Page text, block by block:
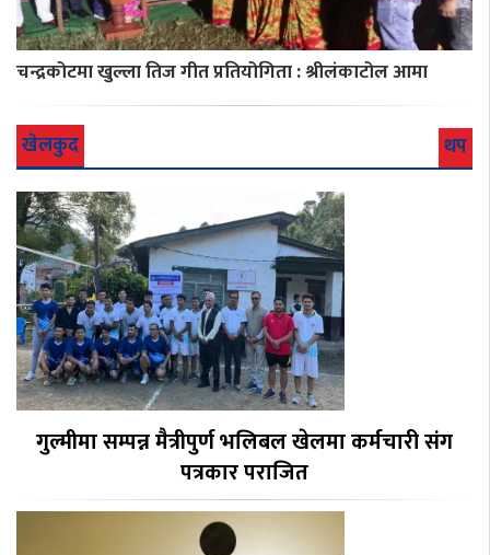
चन्द्रकोटमा खुल्ला तिज गीत प्रतियोगिता : श्रीलंकाटोल आमा
खेलकुद थप
गुल्मीमा सम्पन्न मैत्रीपुर्ण भलिबल खेलमा कर्मचारी संग
पत्रकार पराजित